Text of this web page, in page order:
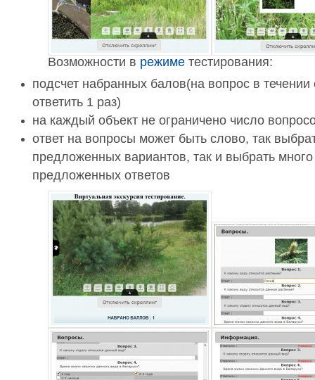
Возможности в режиме тестирования:
подсчет набранных балов(на вопрос в
ответить 1 раз)
на каждый объект не ограничено число
ответ на вопросы может быть слово, так
предложенных вариантов, так и выбрать
предложенных ответов